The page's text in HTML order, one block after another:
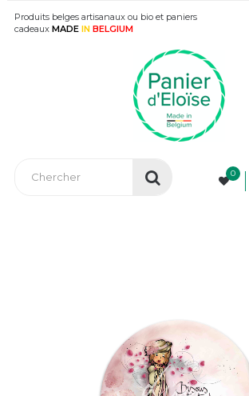
Produits belges artisanaux ou bio et paniers
cadeaux MADE IN BELGIUM
0